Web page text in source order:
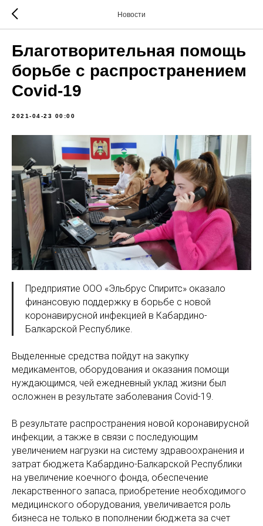
Новости
Благотворительная помощь
борьбе с распространением
Covid-19
2021-04-23 00:00
Предприятие ООО «Эльбрус Спиритс» оказало
финансовую поддержку в борьбе с новой
коронавирусной инфекцией в Кабардино-
Балкарской Республике.
Выделенные средства пойдут на закупку
медикаментов, оборудования и оказания помощи
нуждающимся, чей ежедневный уклад жизни был
осложнен в результате заболевания Covid-19.
В результате распространения новой коронавирусной
инфекции, а также в связи с последующим
увеличением нагрузки на систему здравоохранения и
затрат бюджета Кабардино-Балкарской Республики
на увеличение коечного фонда, обеспечение
лекарственного запаса, приобретение необходимого
медицинского оборудования, увеличивается роль
бизнеса не только в пополнении бюджета за счет